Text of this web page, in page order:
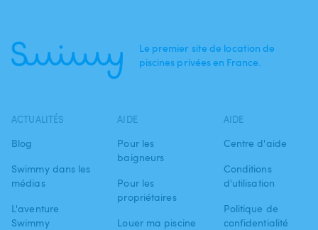
Le premier site de location de
piscines privées en France.
ACTUALITÉS
Blog
Swimmy dans les
médias
L'aventure
Swimmy
AIDE
Pour les
baigneurs
Pour les
propriétaires
Louer ma piscine
AIDE
Centre d'aide
Conditions
d'utilisation
Politique de
confidentialité